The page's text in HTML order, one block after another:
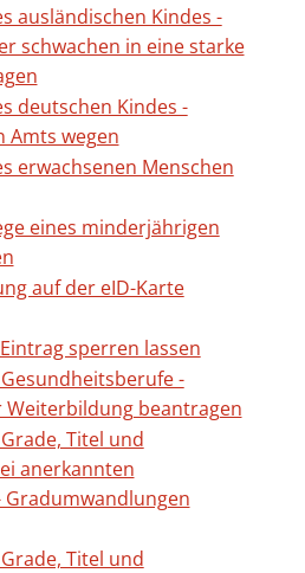
ausländischen Kindes -
schwachen in eine starke
deutschen Kindes -
Amts wegen
erwachsenen Menschen
eines minderjährigen
auf der eID-Karte
sperren lassen
-
Weiterbildung beantragen
Titel und
anerkannten
Gradumwandlungen
Titel und